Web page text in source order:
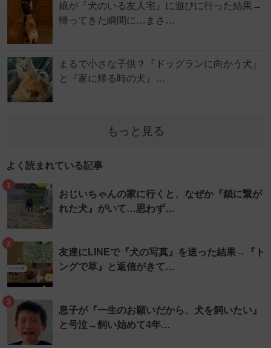
娘が『犬のいる友人宅』に遊びに行った結果→
帰ってきた瞬間に…まさ…
まるで小さな子供？『ドッグランに向かう犬』
と『家に帰る時の犬』…
もっと見る
よく読まれている記事
1
おじいちゃんの家に行くと、なぜか『鎖に繋が
れた犬』がいて…思わず…
2
友達にLINEで『犬の写真』を送った結果→『ト
ングで草』と返信がきて…
3
息子が『一生のお願いだから、犬を飼いたい』
と号泣→飼い始めて4年…